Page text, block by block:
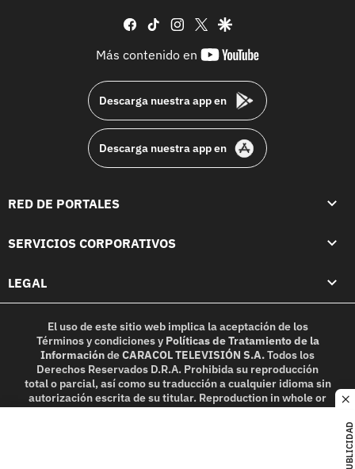
PUBLICIDAD
facebook
tiktok instagram
twittergoogle
Más contenido en
youtube-
Descarga nuestra app en
Descarga nuestra app en
RED DE PORTALES
SERVICIOS CORPORATIVOS
LEGAL
El uso de este sitio web implica la aceptación de los
Términos y condicionesy Políticas de Tratamiento de la
InformacióndeCARACOL TELEVISIÓN S.A.Todos los
Derechos Reservados D.R.A. Prohibida su reproducción
total o parcial, así como su traducción a cualquier idioma sin
autorización escrita de su titular. Reproduction in whole or
in part, or translation without written permission is